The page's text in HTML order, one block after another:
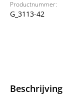
Productnummer:
G_3113-42
Beschrijving